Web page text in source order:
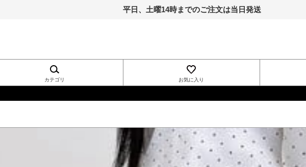
平日、土曜14時までのご注文は当日発送
カテゴリ お気に入り